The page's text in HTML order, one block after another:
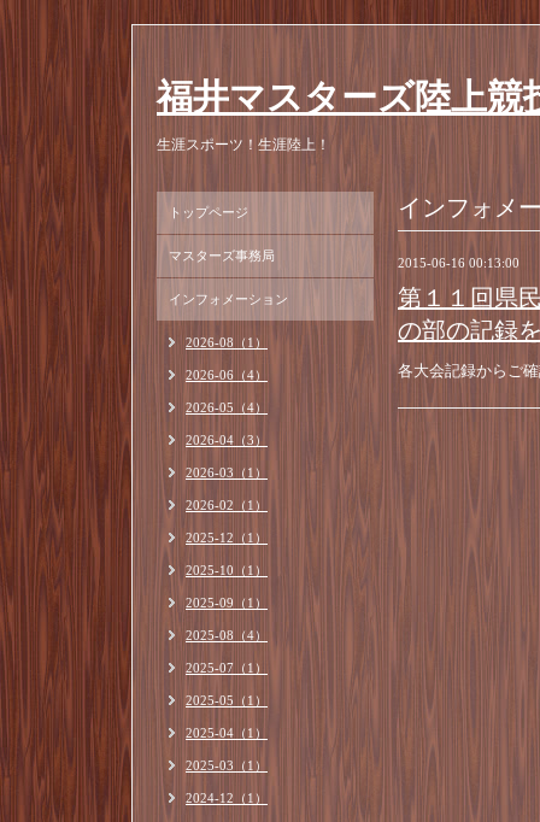
福井マスターズ陸上競
生涯スポーツ！生涯陸上！
インフォメ
2015-06-16 00:13:00
第１１回県
の部の記録
各大会記録からご
トップページ
マスターズ事務局
インフォメーション
2026-08（1）
2026-06（4）
2026-05（4）
2026-04（3）
2026-03（1）
2026-02（1）
2025-12（1）
2025-10（1）
2025-09（1）
2025-08（4）
2025-07（1）
2025-05（1）
2025-04（1）
2025-03（1）
2024-12（1）